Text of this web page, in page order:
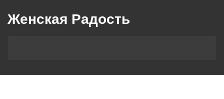
Женская Радость